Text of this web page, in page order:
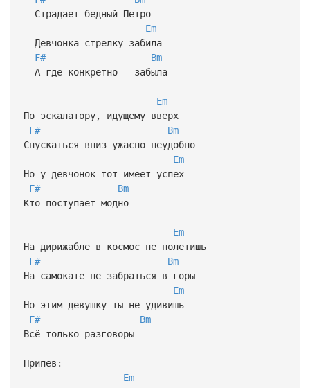
Страдает бедный Петро
Em
Девчонка стрелку забила
F#
Bm
А где конкретно - забыла
Em
По эскалатору, идущему вверх
F#
Bm
Спускаться вниз ужасно неудобно
Em
Но у девчонок тот имеет успех
F#
Bm
Кто поступает модно
Em
На дирижабле в космос не полетишь
F#
Bm
На самокате не забраться в горы
Em
Но этим девушку ты не удивишь
F#
Bm
Всё только разговоры
Припев:
Em